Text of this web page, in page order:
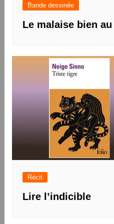
Bande dessinée
Le malaise bien
Récit
Lire l’indicible